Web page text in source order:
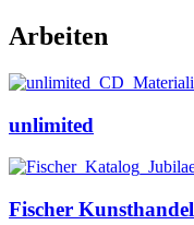
Arbeiten
unlimited
Fischer Kunsthandel